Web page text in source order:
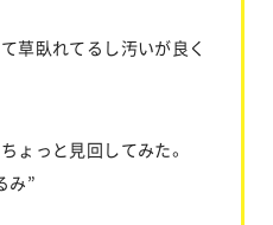
草臥れてるし汚いが良く
ょっと見回してみた。
み”